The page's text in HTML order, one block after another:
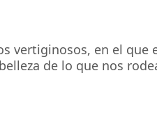
vertiginosos, en el que
de lo que nos